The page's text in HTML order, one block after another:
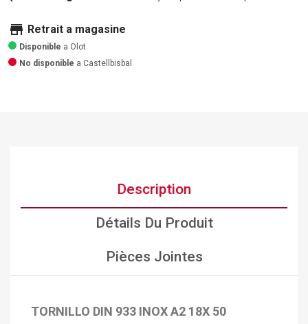
store Retrait a magasine
Disponible a Olot
No disponible a Castellbisbal
Description
Détails Du Produit
Pièces Jointes
TORNILLO DIN 933 INOX A2 18X 50